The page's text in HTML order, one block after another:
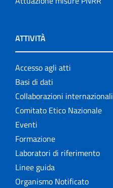
ATTIVITÀ
Accesso agli atti
Basi di dati
Collaborazioni internazionali
Comitato Etico Nazionale
Eventi
Formazione
Laboratori di riferimento
Linee guida
Organismo Notificato